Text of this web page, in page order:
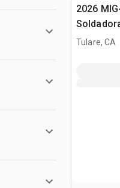
2026
Tulare, CA